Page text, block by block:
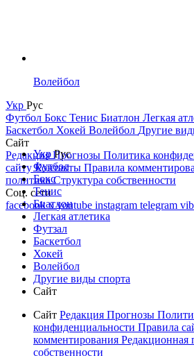
Волейбол
Укр Рус
Футбол Бокс Тенис Биатлон Легкая
Баскетбол Хокей Волейбол Другие
Сайт
РедакцияПрогнозы Политика
сайтуКонтакты Правила
политикаСтруктура собственности
Соц. сети
facebookxyoutube instagram telegram
УкрРус
Футбол
Бокс
Тенис
Биатлон
Легкая атлетика
Футзал
Баскетбол
Хокей
Волейбол
Другие виды спорта
Сайт
Сайт Редакция Прогнозы
конфиденциальности Правила
комментирования Редакционная
собственности